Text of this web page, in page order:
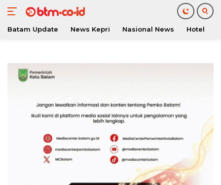
konten
Batam Update News Kepri Nasional News Hotel